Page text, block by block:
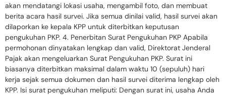
akan mendatangi lokasi usaha, mengambil foto, dan membuat
berita acara hasil survei. Jika semua dinilai valid, hasil survei akan
dilaporkan ke kepala KPP untuk diterbitkan keputusan
pengukuhan PKP. 4. Penerbitan Surat Pengukuhan PKP Apabila
permohonan dinyatakan lengkap dan valid, Direktorat Jenderal
Pajak akan mengeluarkan Surat Pengukuhan PKP. Surat ini
biasanya diterbitkan maksimal dalam waktu 10 (sepuluh) hari
kerja sejak semua dokumen dan hasil survei diterima lengkap oleh
KPP. Isi surat pengukuhan meliputi: Dengan surat ini, usaha Anda